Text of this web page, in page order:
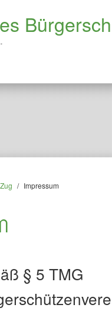
/ Impressum
§ 5 TMG